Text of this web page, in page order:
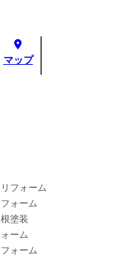
マップ
フォーム
ォーム
塗装
ーム
ォーム